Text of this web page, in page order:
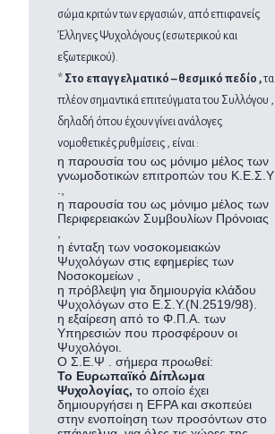
σώμα κριτών των εργασιών, από επιφανείς
Έλληνες Ψυχολόγους (εσωτερικού και
εξωτερικού).
* Στο επαγγελματικό – θεσμικό πεδίο ,τα
πλέον σημαντικά επιτεύγματα του Συλλόγου ,
δηλαδή όπου έχουν γίνει ανάλογες
νομοθετικές ρυθμίσεις , είναι :
η παρουσία του ως μόνιμο μέλος των
γνωμοδοτικών επιτροπών του Κ.Ε.Σ.Υ
η παρουσία του ως μόνιμο μέλος των
Περιφερειακών Συμβουλίων Πρόνοιας
η ένταξη των νοσοκομειακών
Ψυχολόγων στις εφημερίες των
Νοσοκομείων ,
η πρόβλεψη για δημιουργία κλάδου
Ψυχολόγων στο Ε.Σ.Υ.(Ν.2519/98).
η εξαίρεση από το Φ.Π.Α. των
Υπηρεσιών που προσφέρουν οι
Ψυχολόγοι.
Ο Σ.Ε.Ψ . σήμερα προωθεί:
Το Ευρωπαϊκό Δίπλωμα
Ψυχολογίας, το οποίο έχει
δημιουργήσει η ΕFPA και σκοπεύει
στην ενοποίηση των προσόντων στο